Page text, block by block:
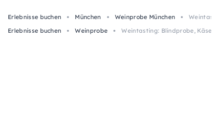
Erlebnisse buchen München Weinprobe München
Erlebnisse buchen
Weinprobe Weintasting: Blindprobe, Käse &